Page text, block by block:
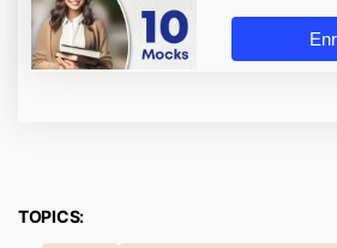
TOPICS: